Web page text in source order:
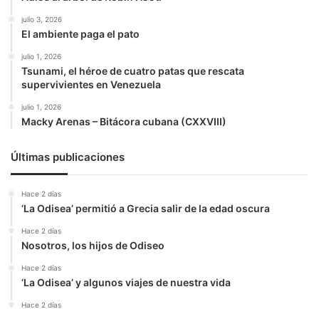
julio 3, 2026
El ambiente paga el pato
julio 1, 2026
Tsunami, el héroe de cuatro patas que rescata
supervivientes en Venezuela
julio 1, 2026
Macky Arenas – Bitácora cubana (CXXVIII)
Últimas publicaciones
Hace 2 días
‘La Odisea’ permitió a Grecia salir de la edad oscura
Hace 2 días
Nosotros, los hijos de Odiseo
Hace 2 días
‘La Odisea’ y algunos viajes de nuestra vida
Hace 2 días